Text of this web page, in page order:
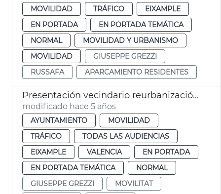
MOVILIDAD TRÁFICO
EIXAMPLE
EN PORTADA
EN PORTADA TEMÁTICA
NORMAL
MOVILIDAD Y URBANISMO
MOVILIDAD
GIUSEPPE GREZZI
RUSSAFA
APARCAMIENTO RESIDENTES
Presentación vecindario reurbanización plaza Russafa
modificado hace 5 años
AYUNTAMIENTO
MOVILIDAD
TRÁFICO
TODAS LAS AUDIENCIAS
EIXAMPLE
VALENCIA
EN PORTADA
EN PORTADA TEMÁTICA
NORMAL
GIUSEPPE GREZZI
MOVILITAT